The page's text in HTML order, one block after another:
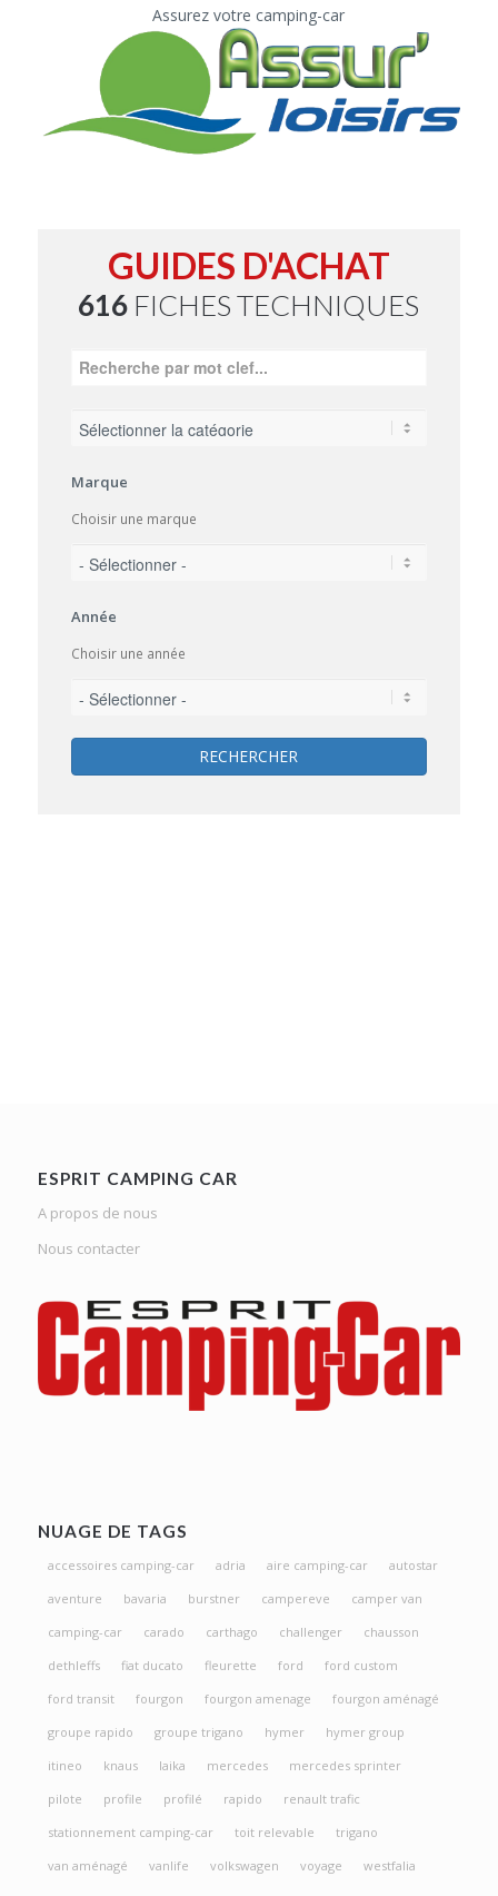
Assurez votre camping-car
GUIDES D'ACHAT
616 FICHES TECHNIQUES
Marque
Choisir une marque
Année
Choisir une année
RECHERCHER
ESPRIT CAMPING CAR
A propos de nous
Nous contacter
NUAGE DE TAGS
accessoires camping-car adria aire camping-car
autostar
aventure
bavaria burstner campereve
camper van
camping-car
carado carthago challenger
chausson
dethleffs
fiat ducato fleurette ford
ford custom
ford transit
fourgon fourgon amenage
fourgon aménagé
groupe rapido
groupe trigano hymer
hymer group
itineo
knaus laika mercedes
mercedes sprinter
pilote
profile profilé rapido
renault trafic
stationnement camping-car
toit relevable
trigano
van aménagé
vanlife volkswagen voyage westfalia